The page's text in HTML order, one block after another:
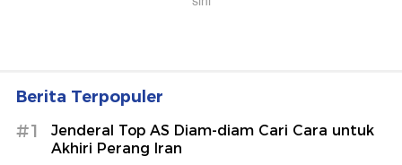
Berita Terpopuler
#1
Jenderal Top AS Diam-diam Cari Cara untuk
Akhiri Perang Iran